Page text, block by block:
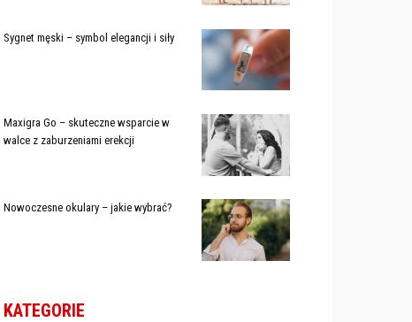
Sygnet męski – symbol elegancji i siły
Maxigra Go – skuteczne wsparcie w
walce z zaburzeniami erekcji
Nowoczesne okulary – jakie wybrać?
KATEGORIE